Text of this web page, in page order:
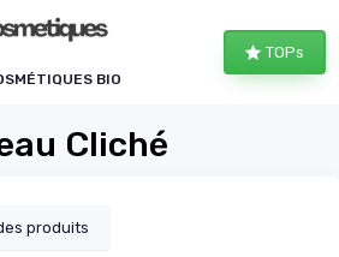
BIO
TOPs
Cliché
produits
cookies